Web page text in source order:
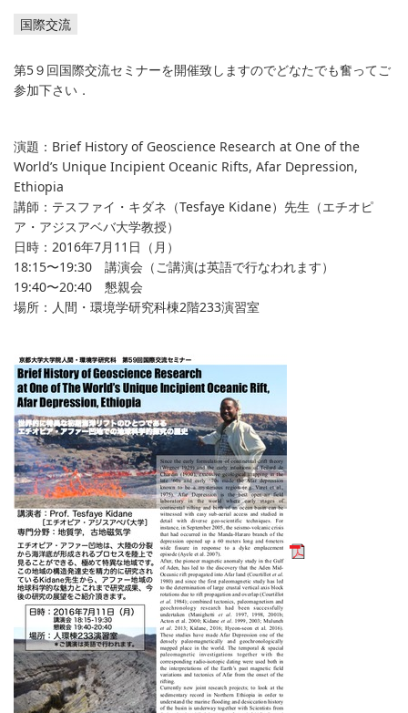
国際交流
第5９回国際交流セミナーを開催致しますのでどなたでも奮ってご
参加下さい．
演題：Brief History of Geoscience Research at One of the
World’s Unique Incipient Oceanic Rifts, Afar Depression,
Ethiopia
講師：テスファイ・キダネ（Tesfaye Kidane）先生（エチオピ
ア・アジスアベバ大学教授）
日時：2016年7月11日（月）
18:15〜19:30 講演会（ご講演は英語で行なわれます）
19:40〜20:40 懇親会
場所：人間・環境学研究科棟2階233演習室